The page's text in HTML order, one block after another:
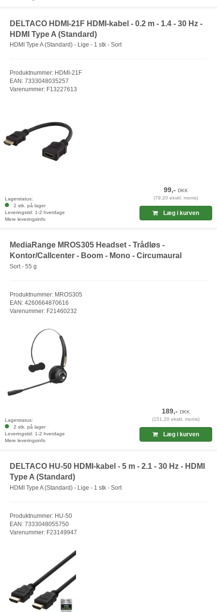
DELTACO HDMI-21F HDMI-kabel - 0.2 m - 1.4 - 30 Hz -
HDMI Type A (Standard)
HDMI Type A (Standard) - Lige - 1 stk - Sort
Produktnummer: HDMI-21F
EAN: 7333048035257
Varenummer: F13227613
Lagerstatus:
2 stk. på lager
Leveringstid: 1-2 hverdage
Mere leveringsinfo
99,-DKK
(79,20 ekskl. moms)
Læg i kurven
MediaRange MROS305 Headset - Trådløs -
Kontor/Callcenter - Boom - Mono - Circumaural
Sort - 55 g
Produktnummer: MROS305
EAN: 4260664870616
Varenummer: F21460232
Lagerstatus:
2 stk. på lager
Leveringstid: 1-2 hverdage
Mere leveringsinfo
189,-DKK
(151,20 ekskl. moms)
Læg i kurven
DELTACO HU-50 HDMI-kabel - 5 m - 2.1 - 30 Hz - HDMI
Type A (Standard)
HDMI Type A (Standard) - Lige - 1 stk - Sort
Produktnummer: HU-50
EAN: 7333048055750
Varenummer: F23149947